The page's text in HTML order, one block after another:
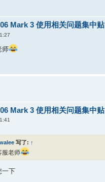
Mark 3 使用相关问题集中贴
师
Mark 3 使用相关问题集中贴
写了: ↑
服老师
一下